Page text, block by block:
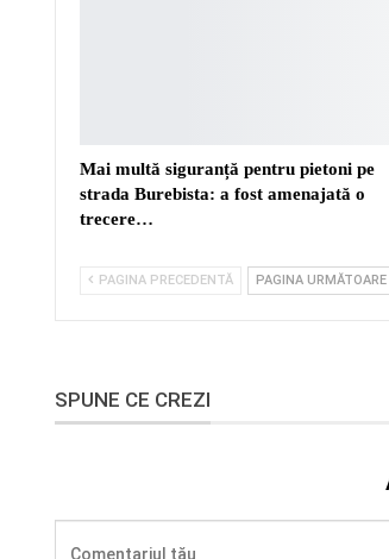
Mai multă siguranță pentru pietoni pe
strada Burebista: a fost amenajată o
trecere…
PAGINA PRECEDENTĂ PAGINA URMĂTOARE
SPUNE CE CREZI